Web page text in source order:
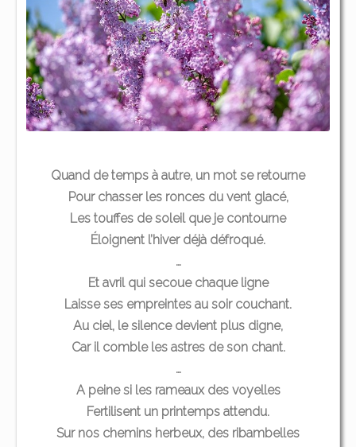
Quand de temps à autre, un mot se retourne
Pour chasser les ronces du vent glacé,
Les touffes de soleil que je contourne
Éloignent l’hiver déjà défroqué.
…
Et avril qui secoue chaque ligne
Laisse ses empreintes au soir couchant.
Au ciel, le silence devient plus digne,
Car il comble les astres de son chant.
…
A peine si les rameaux des voyelles
Fertilisent un printemps attendu.
Sur nos chemins herbeux, des ribambelles